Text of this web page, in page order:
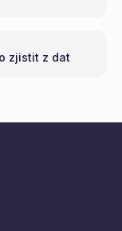
zjistit z dat